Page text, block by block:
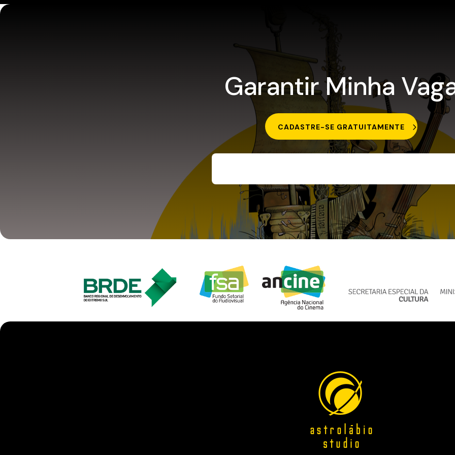
Garantir Minha
CADASTRE-SE GRATUITAMENTE